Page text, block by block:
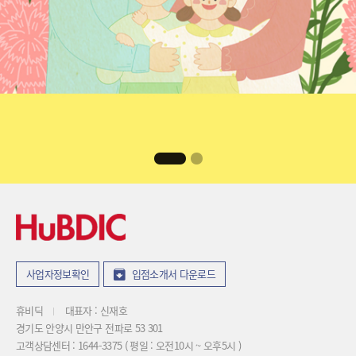
사업자정보확인 입점소개서 다운로드
휴비딕
대표자 : 신재호
경기도 안양시 만안구 전파로 53 301
고객상담센터 : 1644-3375 ( 평일 : 오전10시 ~ 오후5시 )